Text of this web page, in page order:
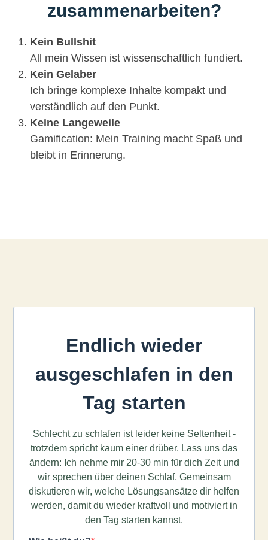
zusammenarbeiten?
Kein Bullshit
All mein Wissen ist wissenschaftlich fundiert.
Kein Gelaber
Ich bringe komplexe Inhalte kompakt und
verständlich auf den Punkt.
Keine Langeweile
Gamification: Mein Training macht Spaß und
bleibt in Erinnerung.
Endlich wieder
ausgeschlafen in den
Tag starten
Schlecht zu schlafen ist leider keine Seltenheit -
trotzdem spricht kaum einer drüber. Lass uns das
ändern: Ich nehme mir 20-30 min für dich Zeit und
wir sprechen über deinen Schlaf. Gemeinsam
diskutieren wir, welche Lösungsansätze dir helfen
werden, damit du wieder kraftvoll und motiviert in
den Tag starten kannst.